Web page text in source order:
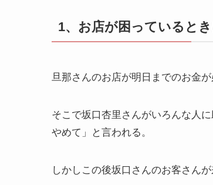
1、お店が困っていると
旦那さんのお店が明日までのお金
そこで坂口杏里さんがいろんな人
やめて」と言われる。
しかしこの後坂口さんのお客さん